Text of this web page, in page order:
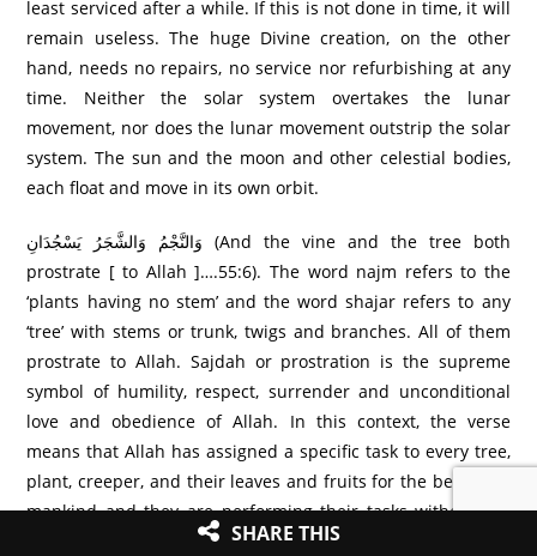
least serviced after a while. If this is not done in time, it will
remain useless. The huge Divine creation, on the other
hand, needs no repairs, no service nor refurbishing at any
time. Neither the solar system overtakes the lunar
movement, nor does the lunar movement outstrip the solar
system. The sun and the moon and other celestial bodies,
each float and move in its own orbit.
وَالنَّجْمُ وَالشَّجَرُ‌ يَسْجُدَانِ (And the vine and the tree both
prostrate [ to Allah ]….55:6). The word najm refers to the
‘plants having no stem’ and the word shajar refers to any
‘tree’ with stems or trunk, twigs and branches. All of them
prostrate to Allah. Sajdah or prostration is the supreme
symbol of humility, respect, surrender and unconditional
love and obedience of Allah. In this context, the verse
means that Allah has assigned a specific task to every tree,
plant, creeper, and their leaves and fruits for the benefit of
mankind and they are performing their tasks without the
slightest deviation from their assigned duties.
SHARE THIS